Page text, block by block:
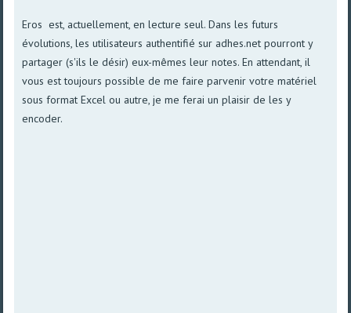
Eros est, actuellement, en lecture seul. Dans les futurs
évolutions, les utilisateurs authentifié sur adhes.net pourront y
partager (s'ils le désir) eux-mêmes leur notes. En attendant, il
vous est toujours possible de me faire parvenir votre matériel
sous format Excel ou autre, je me ferai un plaisir de les y
encoder.